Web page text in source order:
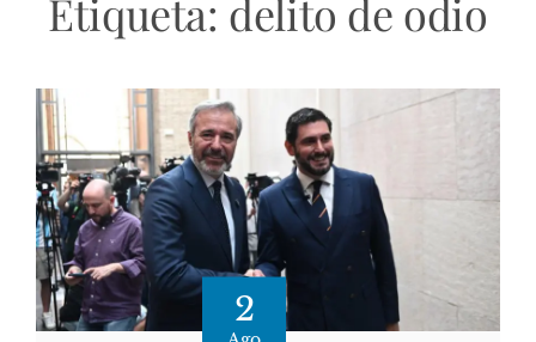
Etiqueta: delito de odio
2